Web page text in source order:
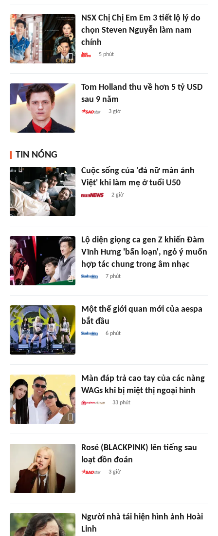
NSX Chị Chị Em Em 3 tiết lộ lý do
chọn Steven Nguyễn làm nam
chính
5 phút
Tom Holland thu về hơn 5 tỷ USD
sau 9 năm
3 giờ
TIN NÓNG
Cuộc sống của 'đả nữ màn ảnh
Việt' khi làm mẹ ở tuổi U50
2 giờ
Lộ diện giọng ca gen Z khiến Đàm
Vĩnh Hưng 'bấn loạn', ngỏ ý muốn
hợp tác chung trong âm nhạc
7 phút
Một thế giới quan mới của aespa
bắt đầu
6 phút
Màn đáp trả cao tay của các nàng
WAGs khi bị miệt thị ngoại hình
33 phút
Rosé (BLACKPINK) lên tiếng sau
loạt đồn đoán
3 giờ
Người nhà tái hiện hình ảnh Hoài
Linh